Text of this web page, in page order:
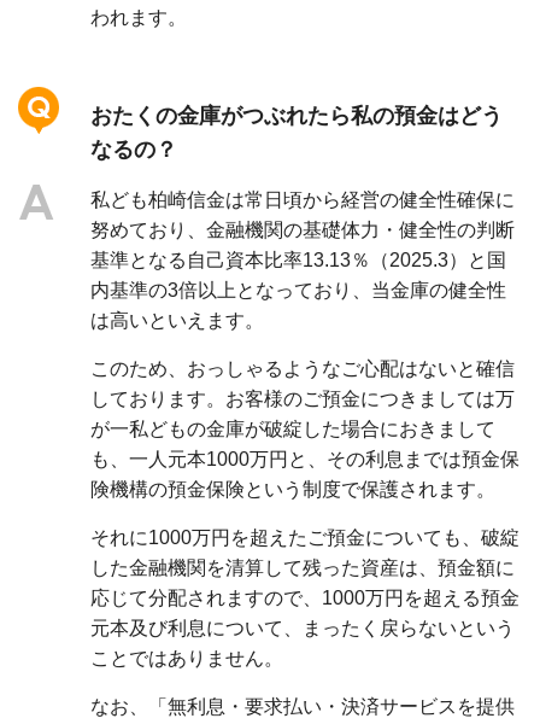
われます。
おたくの金庫がつぶれたら私の預金はどう
なるの？
私ども柏崎信金は常日頃から経営の健全性確保に
努めており、金融機関の基礎体力・健全性の判断
基準となる自己資本比率13.13％（2025.3）と国
内基準の3倍以上となっており、当金庫の健全性
は高いといえます。
このため、おっしゃるようなご心配はないと確信
しております。お客様のご預金につきましては万
が一私どもの金庫が破綻した場合におきまして
も、一人元本1000万円と、その利息までは預金保
険機構の預金保険という制度で保護されます。
それに1000万円を超えたご預金についても、破綻
した金融機関を清算して残った資産は、預金額に
応じて分配されますので、1000万円を超える預金
元本及び利息について、まったく戻らないという
ことではありません。
なお、「無利息・要求払い・決済サービスを提供